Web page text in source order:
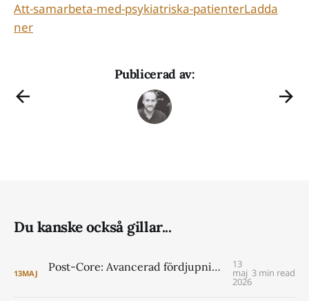
Att-samarbeta-med-psykiatriska-patienterLadda
ner
Publicerad av:
Du kanske också gillar...
13MAJ Post-Core: Avancerad fördjupning i ISTDP för psykologer VT 2027 13
maj
2026
3 min read